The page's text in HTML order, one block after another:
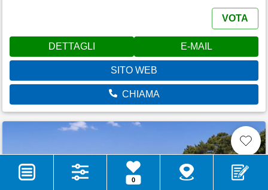
VOTA
DETTAGLI E-MAIL
SITO WEB
CHIAMA
0